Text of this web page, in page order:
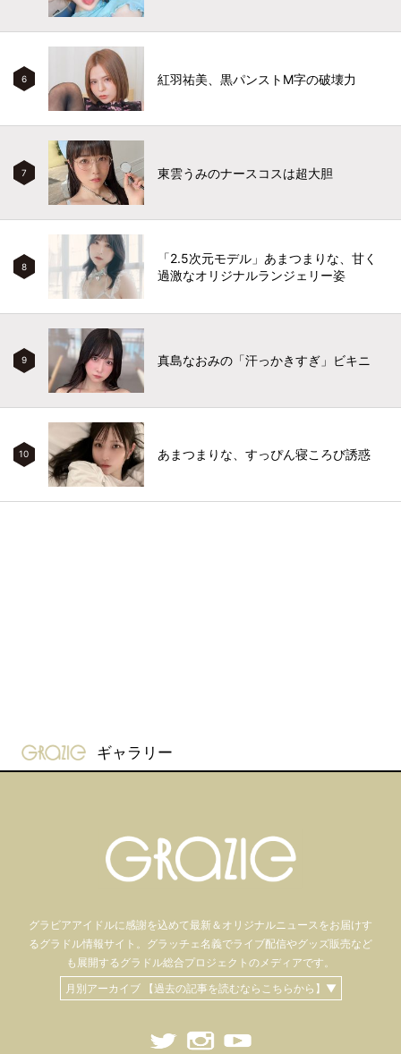
6 紅羽祐美、黒パンストM字の破壊力
7 東雲うみのナースコスは超大胆
8
「2.5次元モデル」あまつまりな、甘く
過激なオリジナルランジェリー姿
9 真島なおみの「汗っかきすぎ」ビキニ
10 あまつまりな、すっぴん寝ころび誘惑
gravure-grazie
ギャラリー
グラビアアイドルに感謝を込めて最新＆オリジナルニュースをお届けす
るグラドル情報サイト。 グラッチェ名義でライブ配信やグッズ販売など
も 展開するグラドル総合プロジェクトのメディアです。
月別アーカイブ 【過去の記事を読むならこちらから】▼